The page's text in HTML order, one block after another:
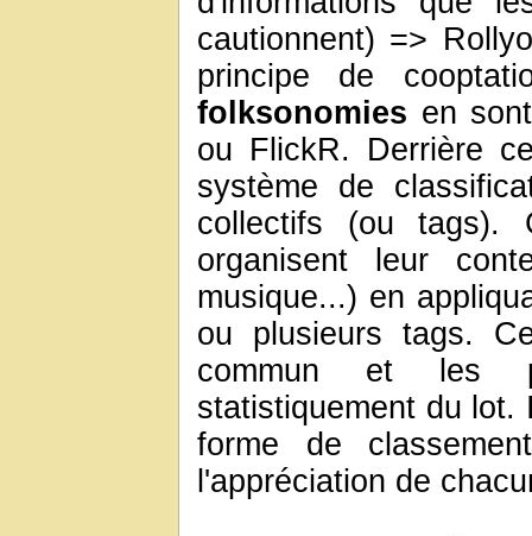
cautionnent) =>
principe de
folksonomies en
ou FlickR. Derrière
système de
collectifs (ou tags).
organisent leur
musique...) en
ou plusieurs tags.
commun et les
statistiquement du lot.
forme de
l'appréciation de